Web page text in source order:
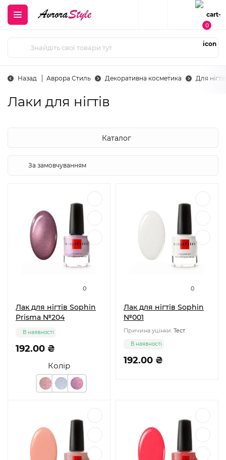
0
Назад Аврора Стиль Декоративна косметика Для нігтів
Лаки для нігтів
Каталог
0
Лак для нігтів Sophin
Prisma №204
Колір
192.00 ₴
В наявності
0
Лак для нігтів Sophin
№001
Причина уцінки: Тест
192.00 ₴
В наявності